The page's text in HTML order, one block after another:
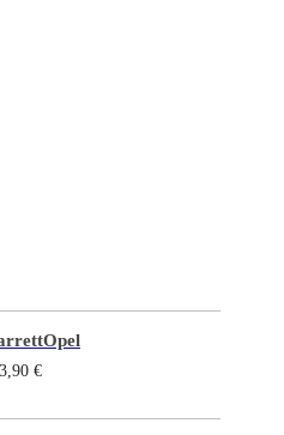
Opel
€